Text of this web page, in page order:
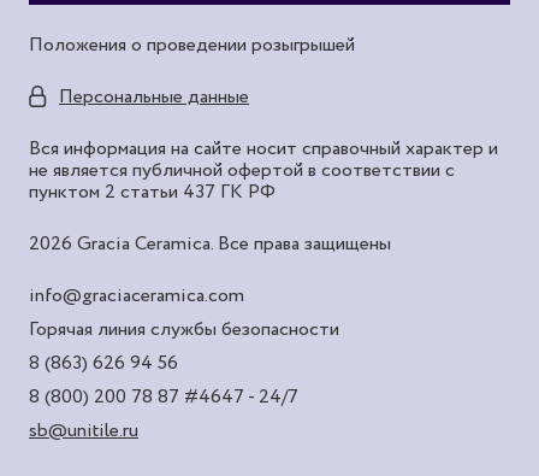
Положения о проведении розыгрышей
Персональные данные
Вся информация на сайте носит справочный характер и
не является публичной офертой в соответствии с
пунктом 2 статьи 437 ГК РФ
2026 Gracia Ceramica. Все права защищены
info@graciaceramica.com
Горячая линия службы безопасности
8 (863) 626 94 56
8 (800) 200 78 87 #4647 - 24/7
sb@unitile.ru